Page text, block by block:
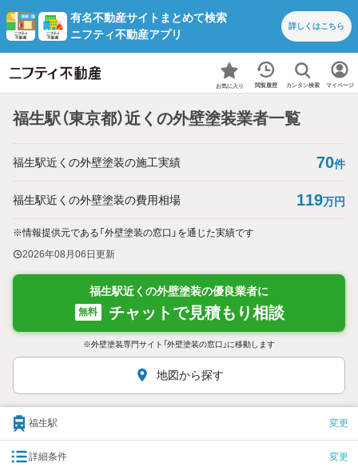
有名不動産サイトまとめて検索
ニフティ不動産アプリ
詳しくはこちら
お気に入り 閲覧履歴 カンタン検索 マイページ
福生駅（東京都）近くの外壁塗装業者一覧
福生駅近くの外壁塗装の施工実績 70件
福生駅近くの外壁塗装の費用相場 119万円
※情報提供元である「外壁塗装の窓口」を通じた実績です
2026年08月06日更新
福生駅近くの外壁塗装の優良業者に
無料 チャットで見積もり相談
※外壁塗装専門サイト「外壁塗装の窓口」に移動します
地図から探す
福生駅 変更
詳細条件 変更